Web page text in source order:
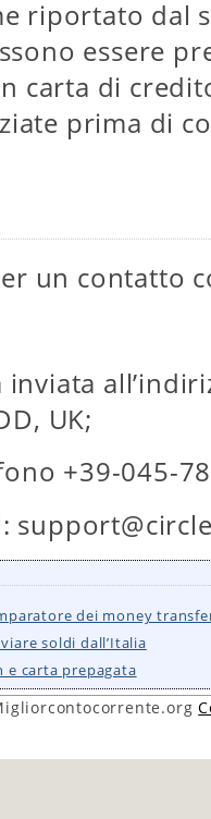
riportato dal
essere
carta di
prima di
un contatto
inviata
UK;
+39-045-
dei money
soldi dall’Italia
e carta prepagata